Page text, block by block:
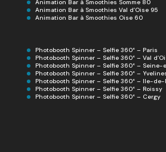
Animation Bar à Smoothies Somme 80
Animation Bar à Smoothies Val d’Oise 95
Animation Bar à Smoothies Oise 60
Photobooth Spinner – Selfie 360° – Paris
Photobooth Spinner – Selfie 360° – Val
Photobooth Spinner – Selfie 360° – Seine-
Photobooth Spinner – Selfie 360° –
Photobooth Spinner – Selfie 360° – Ile-de-
Photobooth Spinner – Selfie 360° – Roissy
Photobooth Spinner – Selfie 360° – Cergy